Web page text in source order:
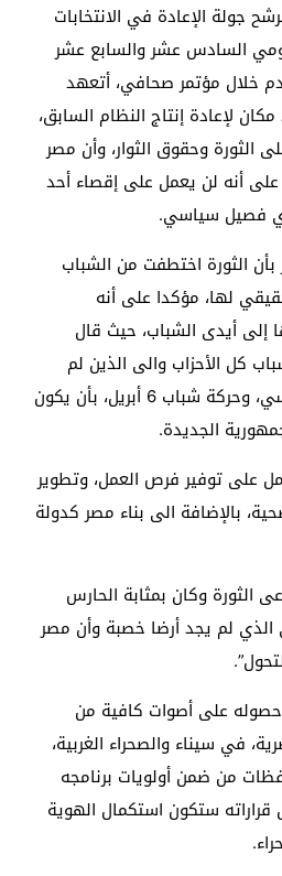
جولة الإعادة في الانتخابات
يومي السادس عشر والسابع عشر
خلال مؤتمر صحافي، أتعهد
لإعادة إنتاج النظام السابق،
الثورة وحقوق الثوار، وأن مصر
على أنه لن يعمل على إقصاء أحد
فصيل سياسي.
الثورة اختطفت من الشباب
لها، مؤكدا على أنه
أيدى الشباب، حيث قال
كل الأحزاب والى الذين لم
ينضموا الى أي كيان سياسي، وحركة شباب 6 أبريل، بأن يكون
الجديدة.
على توفير فرص العمل، وتطوير
بالإضافة الى بناء مصر كدولة
الثورة وكان بمثابة الحارس
الذي لم يجد أرضا خصبة وأن مصر
على أصوات كافية من
في سيناء والصحراء الغربية،
من ضمن أولويات برنامجه
قراراته ستكون استكمال الهوية